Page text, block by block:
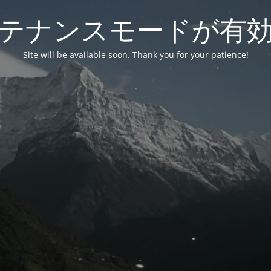
ナンスモードが有
Site will be available soon. Thank you for your patience!